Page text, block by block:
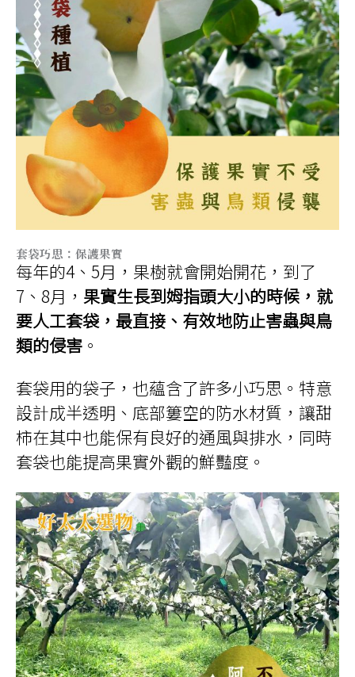
套袋巧思：保護果實
每年的4、5月，果樹就會開始開花，到了
7、8月， 果實生長到姆指頭大小的時候，就
要人工套袋，最直接、有效地防止害蟲與鳥
類的侵害 。
套袋用的袋子，也蘊含了許多小巧思。特意
設計成半透明、底部簍空的防水材質，讓甜
柿在其中也能保有良好的通風與排水，同時
套袋也能提高果實外觀的鮮豔度。